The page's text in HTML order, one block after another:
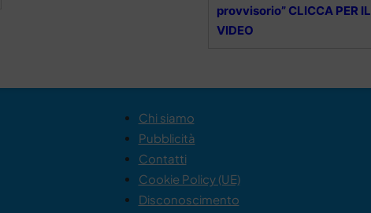
provvisorio” CLICCA PER IL
VIDEO
Chi siamo
Pubblicità
Contatti
Cookie Policy (UE)
Disconoscimento